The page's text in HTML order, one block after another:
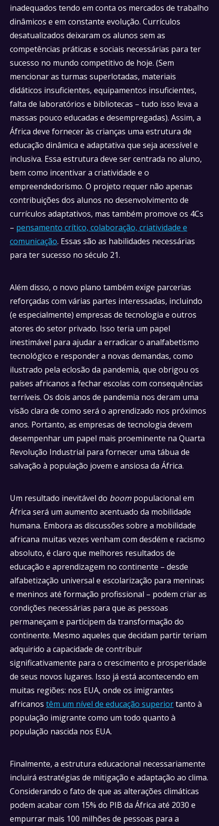
inadequados tendo em conta os mercados de trabalho
dinâmicos e em constante evolução. Currículos
desatualizados deixaram os alunos sem as
competências práticas e sociais necessárias para ter
sucesso no mundo competitivo de hoje. (Sem
mencionar as turmas superlotadas, materiais
didáticos insuficientes, equipamentos insuficientes,
falta de laboratórios e bibliotecas – tudo isso leva a
massas pouco educadas e desempregadas). Assim, a
África deve fornecer às crianças uma estrutura de
educação dinâmica e adaptativa que seja acessível e
inclusiva. Essa estrutura deve ser centrada no aluno,
bem como incentivar a criatividade e o
empreendedorismo. O projeto requer não apenas
contribuições dos alunos no desenvolvimento de
currículos adaptativos, mas também promove os 4Cs
– pensamento crítico, colaboração, criatividade e
comunicação. Essas são as habilidades necessárias
para ter sucesso no século 21.
Além disso, o novo plano também exige parcerias
reforçadas com várias partes interessadas, incluindo
(e especialmente) empresas de tecnologia e outros
atores do setor privado. Isso teria um papel
inestimável para ajudar a erradicar o analfabetismo
tecnológico e responder a novas demandas, como
ilustrado pela eclosão da pandemia, que obrigou os
países africanos a fechar escolas com consequências
terríveis. Os dois anos de pandemia nos deram uma
visão clara de como será o aprendizado nos próximos
anos. Portanto, as empresas de tecnologia devem
desempenhar um papel mais proeminente na Quarta
Revolução Industrial para fornecer uma tábua de
salvação à população jovem e ansiosa da África.
Um resultado inevitável do boom populacional em
África será um aumento acentuado da mobilidade
humana. Embora as discussões sobre a mobilidade
africana muitas vezes venham com desdém e racismo
absoluto, é claro que melhores resultados de
educação e aprendizagem no continente – desde
alfabetização universal e escolarização para meninas
e meninos até formação profissional – podem criar as
condições necessárias para que as pessoas
permaneçam e participem da transformação do
continente. Mesmo aqueles que decidam partir teriam
adquirido a capacidade de contribuir
significativamente para o crescimento e prosperidade
de seus novos lugares. Isso já está acontecendo em
muitas regiões: nos EUA, onde os imigrantes
africanos têm um nível de educação superiortanto à
população imigrante como um todo quanto à
população nascida nos EUA.
Finalmente, a estrutura educacional necessariamente
incluirá estratégias de mitigação e adaptação ao clima.
Considerando o fato de que as alterações climáticas
podem acabar com 15% do PIB da África até 2030 e
empurrar mais 100 milhões de pessoas para a